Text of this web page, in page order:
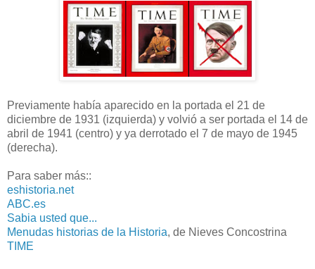
Previamente había aparecido en la portada el 21 de
diciembre de 1931 (izquierda) y volvió a ser portada el 14 de
abril de 1941 (centro) y ya derrotado el 7 de mayo de 1945
(derecha).
Para saber más::
eshistoria.net
ABC.es
Sabia usted que...
Menudas historias de la Historia, de Nieves Concostrina
TIME